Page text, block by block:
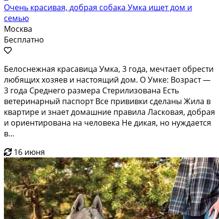
Очень красивая, добрая собака Умка ищет дом и
семью
Москва
Бесплатно
Белоснежная красавица Умка, 3 года, мечтает обрести
любящих хозяев и настоящий дом. О Умке: Возраст —
3 года Среднего размера Стерилизована Есть
ветеринарный паспорт Все прививки сделаны Жила в
квартире и знает домашние правила Ласковая, добрая
и ориентирована на человека Не дикая, но нуждается
в...
16 июня